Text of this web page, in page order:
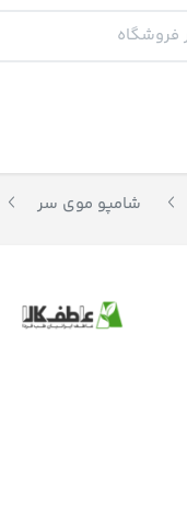
شامپو موی سر